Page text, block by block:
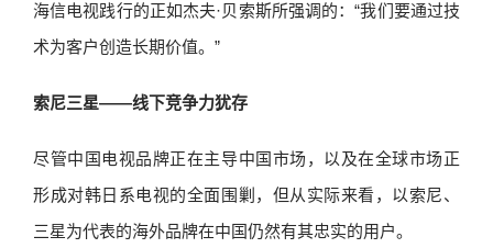
海信电视践行的正如杰夫·贝索斯所强调的：“我们要通过技
术为客户创造长期价值。”
索尼三星——线下竞争力犹存
尽管中国电视品牌正在主导中国市场，以及在全球市场正
形成对韩日系电视的全面围剿，但从实际来看，以索尼、
三星为代表的海外品牌在中国仍然有其忠实的用户。